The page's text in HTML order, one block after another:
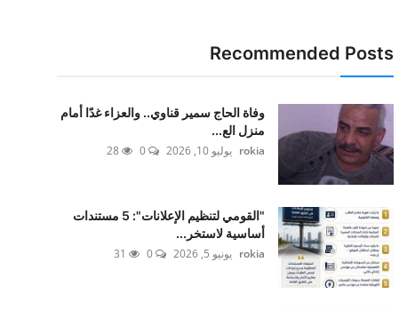
Recommended Posts
وفاة الحاج سمير قناوي.. والعزاء غدًا أمام
منزل الع...
rokia يوليو 10, 2026 0
28
"القومي لتنظيم الإعلانات": 5 مستندات
أساسية لاستخر...
rokia يونيو 5, 2026 0
31